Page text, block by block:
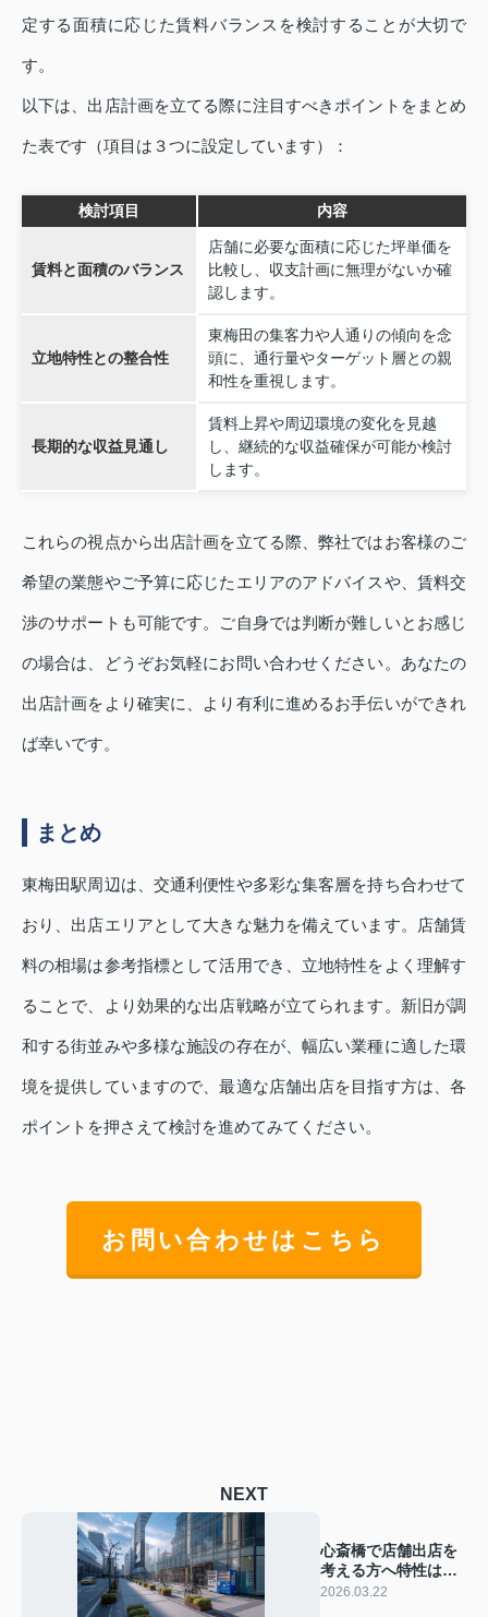
定する面積に応じた賃料バランスを検討することが大切で
す。
以下は、出店計画を立てる際に注目すべきポイントをまとめ
た表です（項目は３つに設定しています）：
検討項目 内容
賃料と面積のバランス
店舗に必要な面積に応じた坪単価を
比較し、収支計画に無理がないか確
認します。
立地特性との整合性
東梅田の集客力や人通りの傾向を念
頭に、通行量やターゲット層との親
和性を重視します。
長期的な収益見通し
賃料上昇や周辺環境の変化を見越
し、継続的な収益確保が可能か検討
します。
これらの視点から出店計画を立てる際、弊社ではお客様のご
希望の業態やご予算に応じたエリアのアドバイスや、賃料交
渉のサポートも可能です。ご自身では判断が難しいとお感じ
の場合は、どうぞお気軽にお問い合わせください。あなたの
出店計画をより確実に、より有利に進めるお手伝いができれ
ば幸いです。
まとめ
東梅田駅周辺は、交通利便性や多彩な集客層を持ち合わせて
おり、出店エリアとして大きな魅力を備えています。店舗賃
料の相場は参考指標として活用でき、立地特性をよく理解す
ることで、より効果的な出店戦略が立てられます。新旧が調
和する街並みや多様な施設の存在が、幅広い業種に適した環
境を提供していますので、最適な店舗出店を目指す方は、各
ポイントを押さえて検討を進めてみてください。
お問い合わせはこちら
NEXT
心斎橋で店舗出店を
考える方へ特性は？
周辺の賃料相場や立
2026.03.22